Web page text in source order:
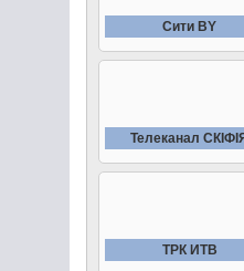
Сити BY
Телеканал
ТРК ИТВ